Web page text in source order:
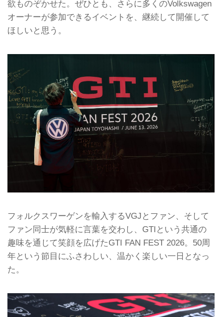
欲ものぞかせた。ぜひとも、さらに多くのVolkswagen
オーナーが参加できるイベントを、継続して開催して
ほしいと思う。
フォルクスワーゲンを輸入するVGJとファン、そして
ファン同士が気軽に言葉を交わし、GTIという共通の
趣味を通じて笑顔を広げたGTI FAN FEST 2026。50周
年という節目にふさわしい、温かく楽しい一日となっ
た。